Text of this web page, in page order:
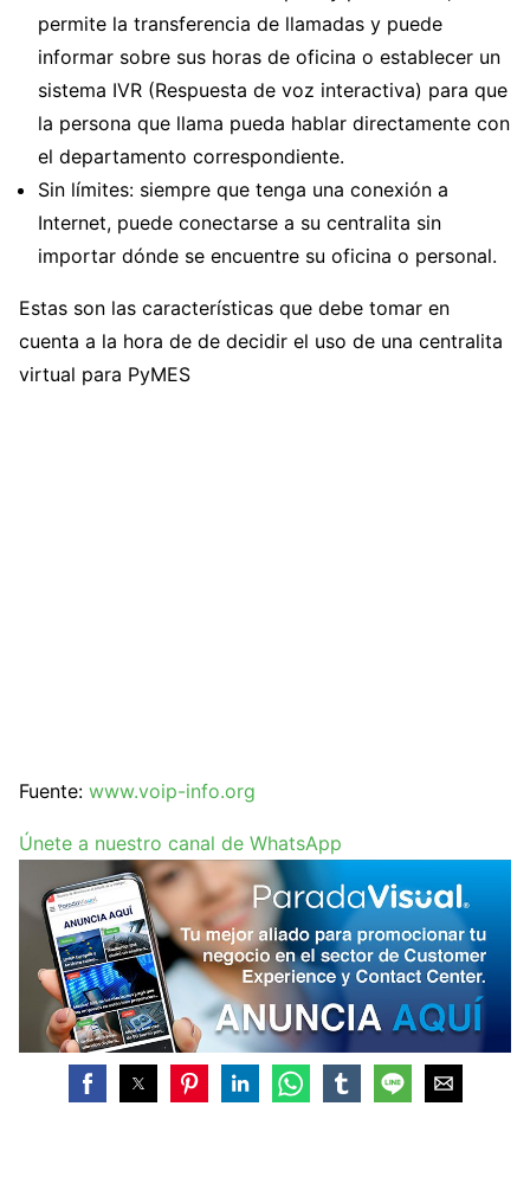
permite la transferencia de llamadas y puede
informar sobre sus horas de oficina o establecer un
sistema IVR (Respuesta de voz interactiva) para que
la persona que llama pueda hablar directamente con
el departamento correspondiente.
Sin límites: siempre que tenga una conexión a
Internet, puede conectarse a su centralita sin
importar dónde se encuentre su oficina o personal.
Estas son las características que debe tomar en
cuenta a la hora de de decidir el uso de una centralita
virtual para PyMES
Fuente: www.voip-info.org
Únete a nuestro canal de WhatsApp